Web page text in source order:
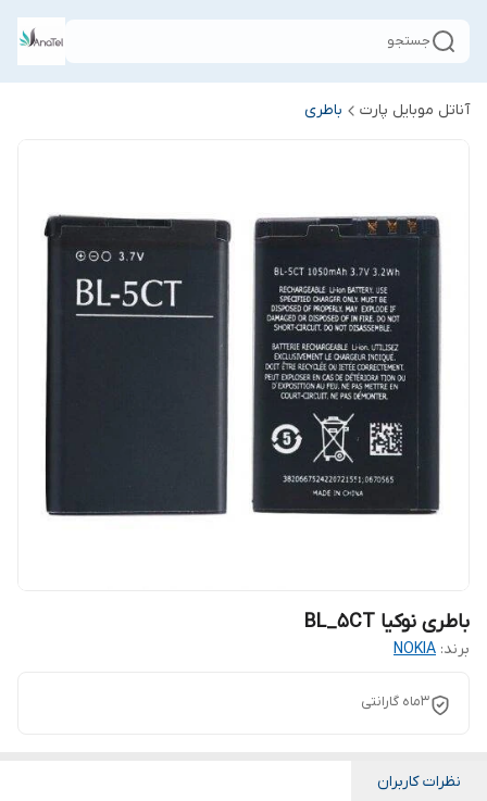
جستجو
آناتل موبایل پارت باطری
باطری نوکیا BL_5CT
برند: NOKIA
3ماه گارانتی
نظرات کاربران